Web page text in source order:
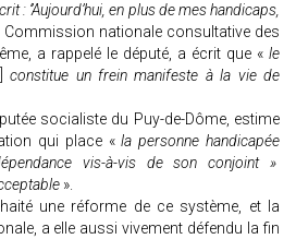
: ‘’Aujourd’hui, en plus de mes handicaps,
Commission nationale consultative des
a rappelé le député, a écrit que « le
constitue un frein manifeste à la vie de
socialiste du Puy-de-Dôme, estime
qui place «la personne handicapée
vis-à-vis de son conjoint »
».
une réforme de ce système, et la
a elle aussi vivement défendu la fin